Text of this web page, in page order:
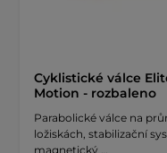
Cyklistické válce
Motion - rozbaleno
Parabolické válce na
ložiskách, stabilizační
magnetický …